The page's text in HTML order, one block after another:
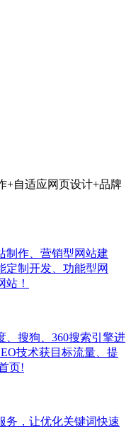
+自适应网页设计+品牌
制作、营销型网站建
定制开发、功能型网
！
、搜狗、360搜索引擎进
技术获目标流量、提
页!
务，让优化关键词快速